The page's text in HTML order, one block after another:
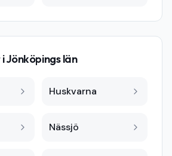
iJönköpings län
Huskvarna
Nässjö